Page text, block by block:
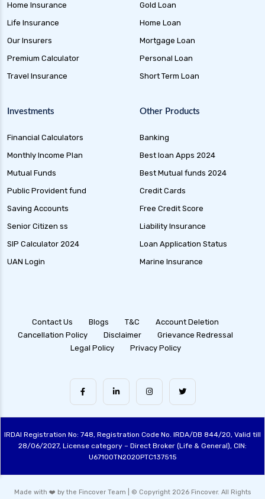
Home Insurance
Life Insurance
Our Insurers
Premium Calculator
Travel Insurance
Gold Loan
Home Loan
Mortgage Loan
Personal Loan
Short Term Loan
Investments
Financial Calculators
Monthly Income Plan
Mutual Funds
Public Provident fund
Saving Accounts
Senior Citizen ss
SIP Calculator 2024
UAN Login
Other Products
Banking
Best loan Apps 2024
Best Mutual funds 2024
Credit Cards
Free Credit Score
Liability Insurance
Loan Application Status
Marine Insurance
Contact Us Blogs T&C
Account Deletion
Cancellation Policy
Disclaimer
Grievance Redressal
Legal Policy
Privacy Policy
IRDAI Registration No: 748, Registration Code No. IRDA/DB 844/20, Valid till
28/06/2027, License category – Direct Broker (Life & General), CIN:
U67100TN2020PTC137515
Made with ❤️ by the Fincover Team | © Copyright 2026 Fincover. All Rights